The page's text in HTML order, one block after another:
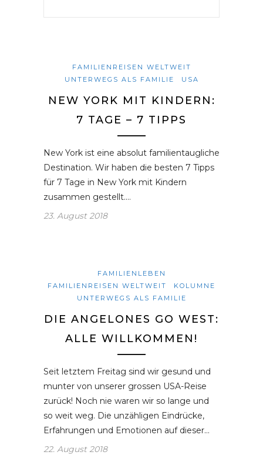
FAMILIENREISEN WELTWEIT
UNTERWEGS ALS FAMILIE
USA
NEW YORK MIT KINDERN:
7 TAGE – 7 TIPPS
New York ist eine absolut familientaugliche
Destination. Wir haben die besten 7 Tipps
für 7 Tage in New York mit Kindern
zusammen gestellt.…
23. August 2018
FAMILIENLEBEN
FAMILIENREISEN WELTWEIT
KOLUMNE
UNTERWEGS ALS FAMILIE
DIE ANGELONES GO WEST:
ALLE WILLKOMMEN!
Seit letztem Freitag sind wir gesund und
munter von unserer grossen USA-Reise
zurück! Noch nie waren wir so lange und
so weit weg. Die unzähligen Eindrücke,
Erfahrungen und Emotionen auf dieser…
22. August 2018